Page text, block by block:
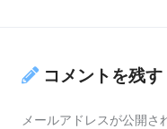
コメントを残す
メールアドレスが公開さ